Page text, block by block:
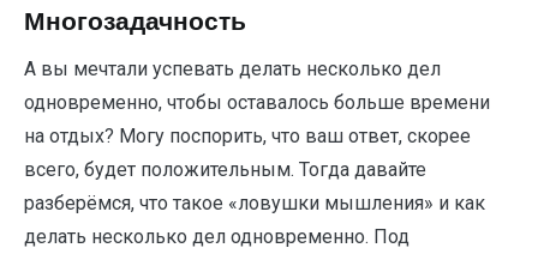
Многозадачность
А вы мечтали успевать делать несколько дел
одновременно, чтобы оставалось больше времени
на отдых? Могу поспорить, что ваш ответ, скорее
всего, будет положительным. Тогда давайте
разберёмся, что такое «ловушки мышления» и как
делать несколько дел одновременно. Под